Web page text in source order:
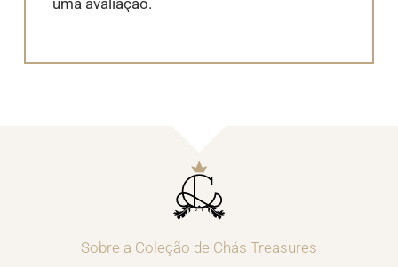
Sobre a Coleção de Chás Treasures